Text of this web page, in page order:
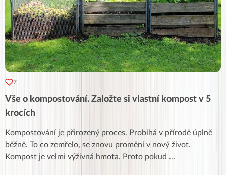
7
Vše o kompostování. Založte si vlastní kompost v 5
krocích
Kompostování je přirozený proces. Probíhá v přírodě úplně
běžně. To co zemřelo, se znovu promění v nový život.
Kompost je velmi výživná hmota. Proto pokud ...